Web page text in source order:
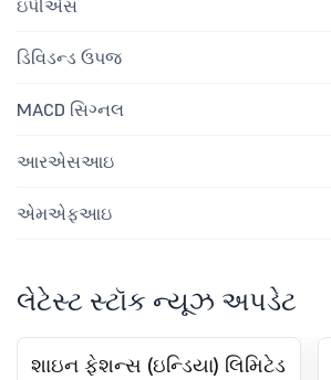
ઇપીએસ
ડિવિડન્ડ ઉપજ
MACD સિગ્નલ
આરએસઆઇ
એમએફઆઇ
લેટેસ્ટ સ્ટૉક ન્યૂઝ અપડેટ
શાઇન ફેશન્સ (ઇન્ડિયા) લિમિટેડ